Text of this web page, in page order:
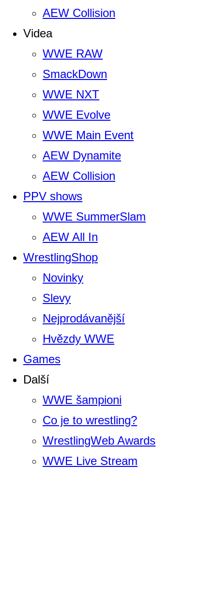
AEW Collision
Videa
WWE RAW
SmackDown
WWE NXT
WWE Evolve
WWE Main Event
AEW Dynamite
AEW Collision
PPV shows
WWE SummerSlam
AEW All In
WrestlingShop
Novinky
Slevy
Nejprodávanější
Hvězdy WWE
Games
Další
WWE šampioni
Co je to wrestling?
WrestlingWeb Awards
WWE Live Stream